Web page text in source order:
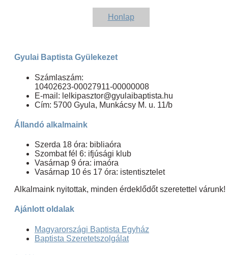
Honlap
Gyulai Baptista Gyülekezet
Számlaszám:
10402623-00027911-00000008
E-mail: lelkipasztor@gyulaibaptista.hu
Cím: 5700 Gyula, Munkácsy M. u. 11/b
Állandó alkalmaink
Szerda 18 óra: bibliaóra
Szombat fél 6: ifjúsági klub
Vasárnap 9 óra: imaóra
Vasárnap 10 és 17 óra: istentisztelet
Alkalmaink nyitottak, minden érdeklődőt szeretettel várunk!
Ajánlott oldalak
Magyarországi Baptista Egyház
Baptista Szeretetszolgálat